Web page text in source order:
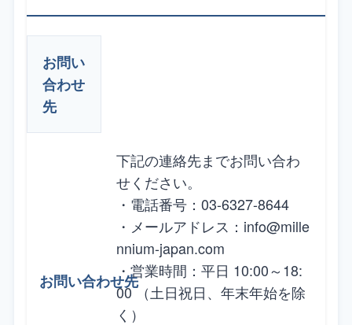
お問い
合わせ
先
下記の連絡先までお問い合わ
せください。
・電話番号：03-6327-8644
・メールアドレス：info@mille
nnium-japan.com
・営業時間：平日 10:00～18:
00 （土日祝日、年末年始を除
く）